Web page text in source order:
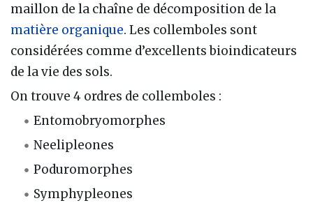
maillon de la chaîne de décomposition de la
matière organique. Les collemboles sont
considérées comme d’excellents bioindicateurs
de la vie des sols.
On trouve 4 ordres de collemboles :
Entomobryomorphes
Neelipleones
Poduromorphes
Symphypleones